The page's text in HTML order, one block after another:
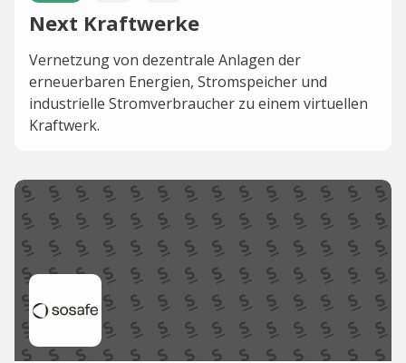
Next Kraftwerke
Vernetzung von dezentrale Anlagen der
erneuerbaren Energien, Stromspeicher und
industrielle Stromverbraucher zu einem virtuellen
Kraftwerk.